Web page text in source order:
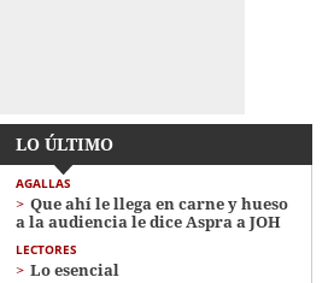
LO ÚLTIMO
AGALLAS
Que ahí le llega en carne y hueso
a la audiencia le dice Aspra a JOH
LECTORES
Lo esencial